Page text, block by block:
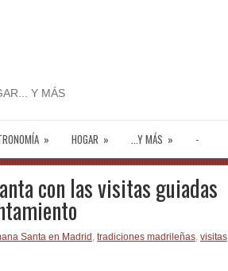
Y MÁS
» HOGAR » ...Y MÁS » -
con las visitas guiadas
Santa en Madrid , tradiciones madrileñas, visitas